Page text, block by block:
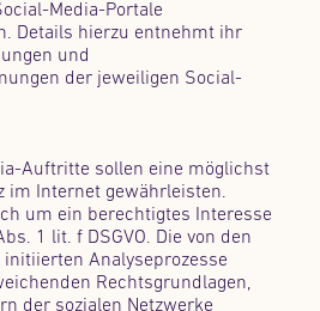
Media-Portale
Details hierzu entnehmt ihr
und
der jeweiligen Social-
Auftritte sollen eine möglichst
im Internet gewährleisten.
um ein berechtigtes Interesse
1 lit. f DSGVO. Die von den
initiierten Analyseprozesse
Rechtsgrundlagen,
der sozialen Netzwerke